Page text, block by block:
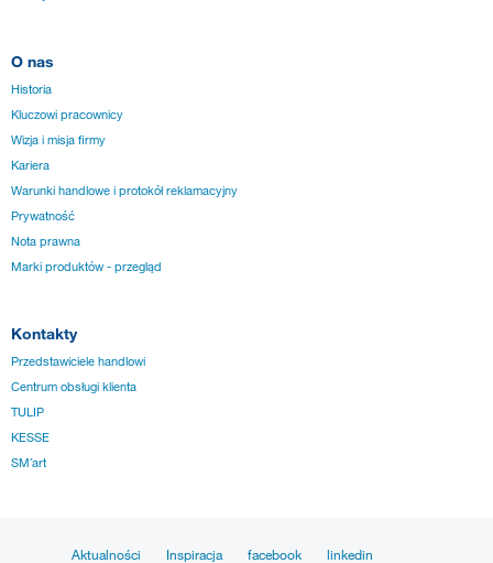
O nas
Historia
Kluczowi pracownicy
Wizja i misja firmy
Kariera
Warunki handlowe i protokół reklamacyjny
Prywatność
Nota prawna
Marki produktów - przegląd
Kontakty
Przedstawiciele handlowi
Centrum obsługi klienta
TULIP
KESSE
SM´art
Aktualności Inspiracja facebook linkedin